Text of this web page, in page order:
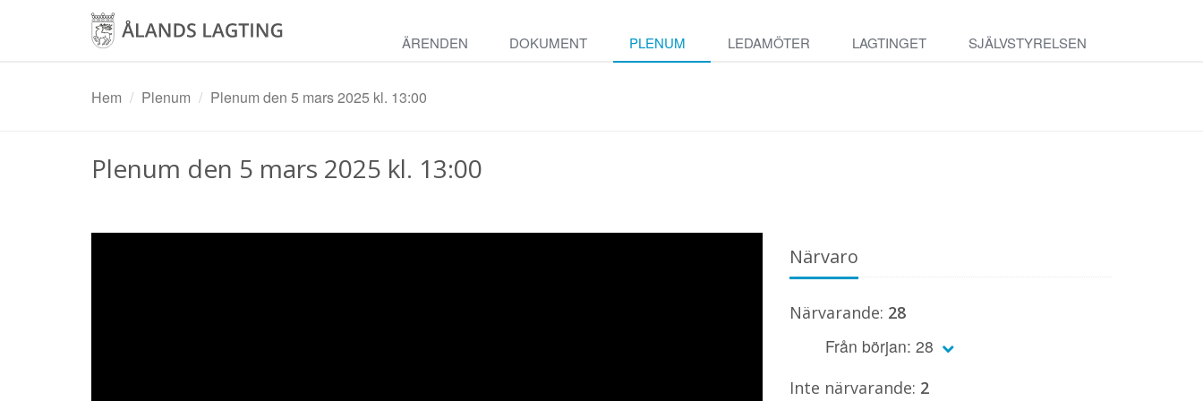
ÄRENDEN DOKUMENT PLENUM LEDAMÖTER LAGTINGET SJÄLVSTYRELSEN
Hem Plenum Plenum den 5 mars 2025 kl. 13:00
Plenum den 5 mars 2025 kl. 13:00
Närvaro
Närvarande: 28
Från början: 28
Inte närvarande: 2